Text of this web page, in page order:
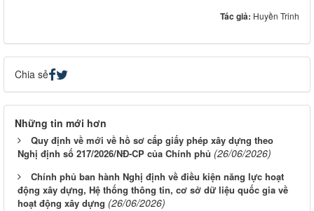
Tác giả: Huyền Trinh
Chia sẻ
Những tin mới hơn
Quy định về mới về hồ sơ cấp giấy phép xây dựng theo
Nghị định số 217/2026/NĐ-CP của Chính phủ (26/06/2026)
Chính phủ ban hành Nghị định về điều kiện năng lực hoạt
động xây dựng, Hệ thống thông tin, cơ sở dữ liệu quốc gia về
hoạt động xây dựng (26/06/2026)